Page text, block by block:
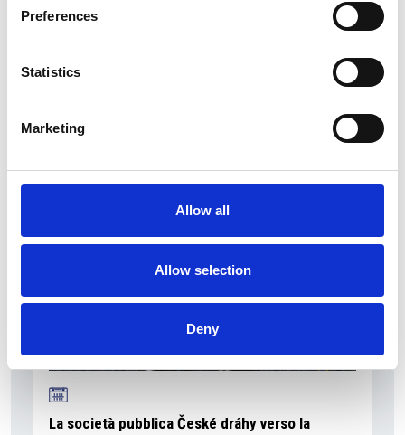
Preferences
Statistics
Marketing
Allow all
Allow selection
Deny
La società pubblica České dráhy verso la